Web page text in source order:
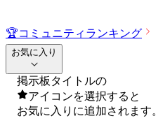
🏆コミュニティランキング
お気に入り
掲示板タイトルの
アイコンを選択すると
お気に入りに追加されます。